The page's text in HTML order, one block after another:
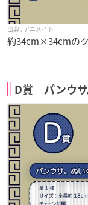
アニメイト
約34cm×34cmのク
D賞 パンウサ